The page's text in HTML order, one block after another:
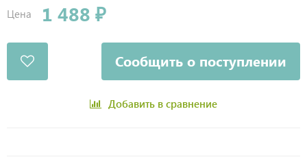
Цена 1 488 ₽
Сообщить о поступлении
Добавить в сравнение